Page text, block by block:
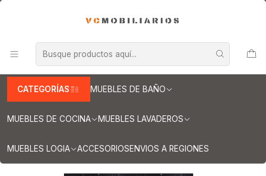
CATEGORÍAS MUEBLES DE BAÑO
MUEBLES DE COCINA MUEBLES LAVADEROS
MUEBLES LOGIA ACCESORIOSENVIOS A REGIONES
Mueble tipo Mesón de 120 cm
Mueble meson con cubierta de cuarzo de 120 cm / M1-1250 /
Blanco